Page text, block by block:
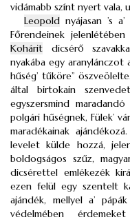
vidámabb színt nyert vala,
Leopold nyájasan ’s
Főrendeinek
Kohárit dicsérő
nyakába egy aranylánczot
hűség’ tűköre”
által birtokain
egyszersmind
polgári hűségnek, Fülek’
maradékainak
levelet külde hozzá,
boldogságos szűz,
dicsérettel emlékezék
ezen felül egy szentelt
ajándék, mellyel a’
védelmében